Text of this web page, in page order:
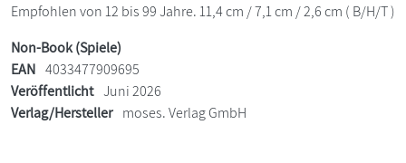
Empfohlen von 12 bis 99 Jahre. 11,4 cm / 7,1 cm / 2,6 cm ( B/H/T )
Non-Book (Spiele)
EAN 4033477909695
Veröffentlicht Juni 2026
Verlag/Hersteller moses. Verlag GmbH